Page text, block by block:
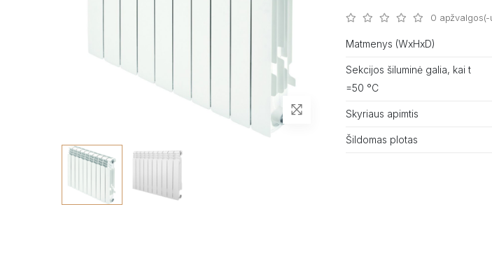
0 apžvalgos(-
Matmenys (WxHxD)
Sekcijos šiluminė galia, kai t
=50 °C
Skyriaus apimtis
Šildomas plotas